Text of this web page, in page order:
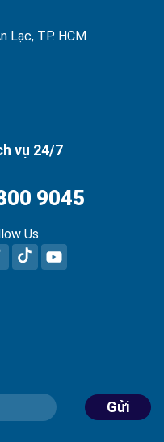
Lạc, TP. HCM
vụ 24/7
9045
Us
Gửi